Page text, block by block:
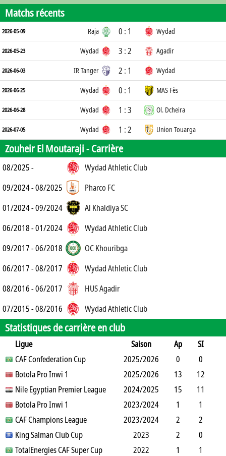
Matchs récents
2026-05-09 Raja 0 : 1 Wydad
2026-05-23 Wydad 3 : 2 Agadir
2026-06-03 IR Tanger 2 : 1 Wydad
2026-06-25 Wydad 0 : 1 MAS Fès
2026-06-28 Wydad 1 : 3 Ol. Dcheira
2026-07-05 Wydad 1 : 2 Union Touarga
Zouheir El Moutaraji -Carrière
08/2025 -
Wydad Athletic Club
09/2024 - 08/2025
Pharco FC
01/2024 - 09/2024
Al Khaldiya SC
06/2018 - 01/2024
Wydad Athletic Club
09/2017 - 06/2018
OC Khouribga
06/2017 - 08/2017
Wydad Athletic Club
08/2016 - 06/2017
HUS Agadir
07/2015 - 08/2016
Wydad Athletic Club
Statistiques de carrière en club
Ligue Saison Ap
SI
SO
B B A 2J CR Min
CAF Confederation Cup 2025/2026 0
0
0
1 0 0 0 0
Botola Pro Inwi 1 2025/2026 13
12
1
20 0 1 0 0 249
Nile Egyptian Premier League 2024/2025 15
11
4
12 2 0 0 434
Botola Pro Inwi 1 2023/2024 1
1
0
4 0 0 0 16
CAF Champions League 2023/2024 2
2
0
2 0 0 70
King Salman Club Cup 2023 2
0
2
0 0 0 0 127
TotalEnergies CAF Super Cup 2022 1 1